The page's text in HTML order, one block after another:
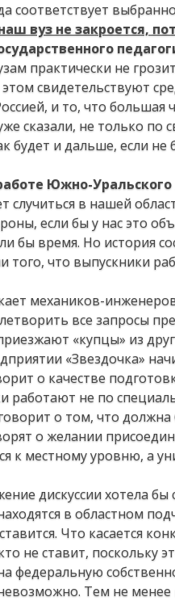
соответствует
вуз не закроется,
практически не
свидетельствуют
и то, что
сказали, не только
будет и дальше, если
Южно-
случиться в нашей
если бы у нас это
бы время. Но история
что выпускники
механиков-
все запросы
«купцы» из
«Звездочка»
о качестве
работают не по
о том, что
о желании
к местному уровню, а
дискуссии хотела
в областном
Что касается
не ставит, поскольку
федеральную
Тем не менее